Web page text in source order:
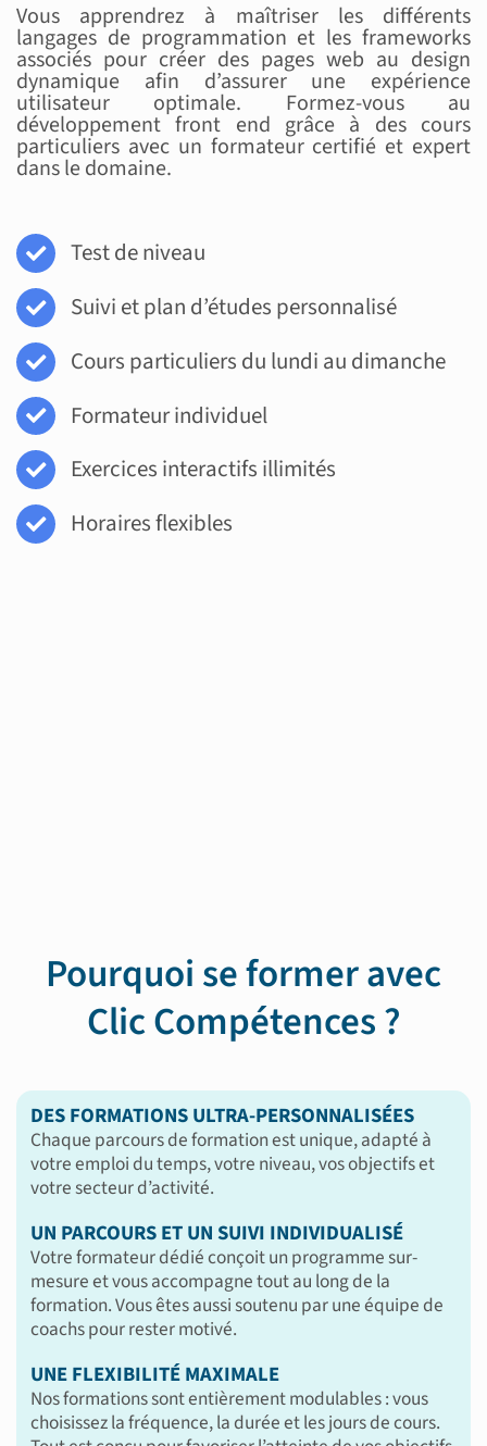
Vous apprendrez à maîtriser les différents
langages de programmation et les frameworks
associés pour créer des pages web au design
dynamique afin d’assurer une expérience
utilisateur optimale. Formez-vous au
développement front end grâce à des cours
particuliers avec un formateur certifié et expert
dans le domaine.
Test de niveau
Suivi et plan d’études personnalisé
Cours particuliers du lundi au dimanche
Formateur individuel
Exercices interactifs illimités
Horaires flexibles
Pourquoi se former avec
Clic Compétences ?
DES FORMATIONS ULTRA-PERSONNALISÉES
Chaque parcours de formation est unique, adapté à
votre emploi du temps, votre niveau, vos objectifs et
votre secteur d’activité.
UN PARCOURS ET UN SUIVI INDIVIDUALISÉ
Votre formateur dédié conçoit un programme sur-
mesure et vous accompagne tout au long de la
formation. Vous êtes aussi soutenu par une équipe de
coachs pour rester motivé.
UNE FLEXIBILITÉ MAXIMALE
Nos formations sont entièrement modulables : vous
choisissez la fréquence, la durée et les jours de cours.